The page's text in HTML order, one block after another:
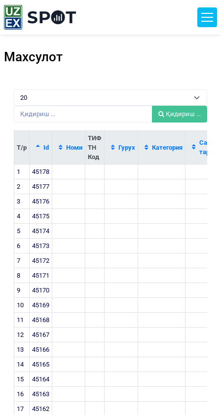
Махсулот
Қидириш ...
Т/р Id Номи
ТИФ
ТН
Код
Гурух Категория
Саноат
1
45178
2
45177
3
45176
4
45175
5
45174
6
45173
7
45172
8
45171
9
45170
10
45169
11
45168
12
45167
13
45166
14
45165
15
45164
16
45163
17
45162